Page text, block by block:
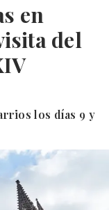
en
del
los días 9 y